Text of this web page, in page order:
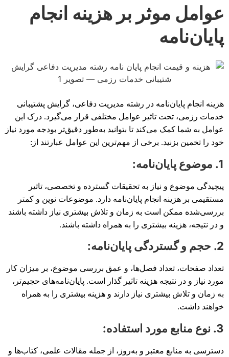
عوامل موثر بر هزینه انجام
پایان‌نامه
هزینه انجام پایان‌نامه در رشته مدیریت دفاعی، گرایش پشتیبانی
خدمات رزمی، تحت تاثیر عوامل مختلفی قرار می‌گیرد. درک این
عوامل به شما کمک می‌کند تا بتوانید به‌طور دقیق‌تر بودجه مورد نیاز
خود را تخمین بزنید. برخی از مهم‌ترین این عوامل عبارتند از:
1. موضوع پایان‌نامه:
پیچیدگی موضوع و نیاز به تحقیقات گسترده و تخصصی، تاثیر
مستقیمی بر هزینه انجام پایان‌نامه دارد. موضوعات نوین و کمتر
بررسی‌شده ممکن است به زمان و تلاش بیشتری نیاز داشته باشند
و در نتیجه، هزینه بیشتری را به همراه داشته باشند.
2. حجم و گستردگی پایان‌نامه:
تعداد صفحات، تعداد فصل‌ها، و عمق بررسی موضوع، بر میزان کار
مورد نیاز و در نتیجه هزینه تاثیر گذار است. پایان‌نامه‌های حجیم‌تر،
به زمان و تلاش بیشتری نیاز دارند و هزینه بیشتری را به همراه
خواهند داشت.
3. نوع منابع مورد استفاده:
دسترسی به منابع معتبر و به‌روز، از جمله مقالات علمی، کتاب‌ها و